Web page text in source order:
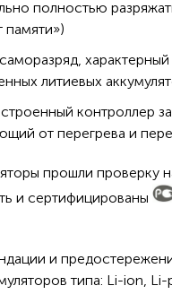
полностью
памяти»)
характерный
литиевых
контроллер
от перегрева и
прошли проверку
и сертифицированы
и
типа: Li-ion,